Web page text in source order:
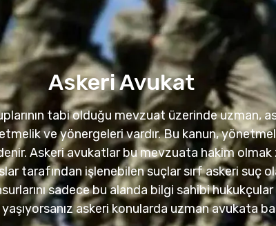
Askeri Avukat
tabi olduğu mevzuat üzerinde uzman,
ve yönergeleri vardır. Bu kanun,
Askeri avukatlar bu mevzuata hakim olmak
tarafından işlenebilen suçlar sırf askeri suç
sadece bu alanda bilgi sahibi
askeri konularda uzman avukata